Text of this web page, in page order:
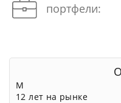
портфели:
М
12 лет на рынке